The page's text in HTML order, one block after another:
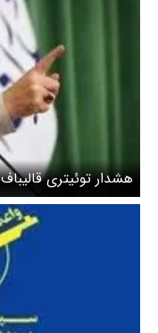
هشدار توئیتری
شفاف بگویم: بزنید،